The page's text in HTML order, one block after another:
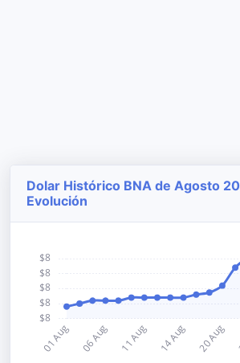
Dolar Histórico BNA de Agosto
Evolución